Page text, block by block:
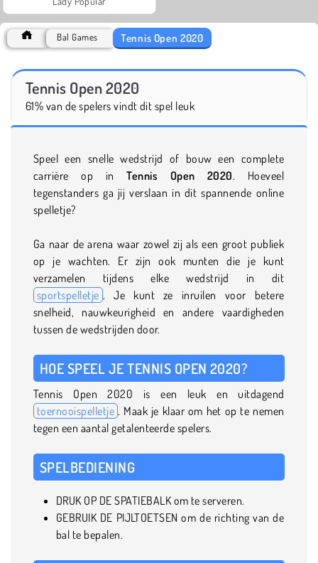
Bal Games Tennis Open 2020
Tennis Open 2020
61% van de spelers vindt dit spel leuk
Speel een snelle wedstrijd of bouw een complete
carrière op inTennis Open 2020. Hoeveel
tegenstanders ga jij verslaan in dit spannende online
spelletje?
Ga naar de arena waar zowel zij als een groot publiek
op je wachten. Er zijn ook munten die je kunt
verzamelen tijdens elke wedstrijd in dit
sportspelletje . Je kunt ze inruilen voor betere
snelheid, nauwkeurigheid en andere vaardigheden
tussen de wedstrijden door.
HOE SPEEL JE TENNIS OPEN 2020?
Tennis Open 2020 is een leuk en uitdagend
toernooispelletje . Maak je klaar om het op te nemen
tegen een aantal getalenteerde spelers.
SPELBEDIENING
DRUK OP DE SPATIEBALK om te serveren.
GEBRUIK DE PIJLTOETSEN om de richting van de
bal te bepalen.